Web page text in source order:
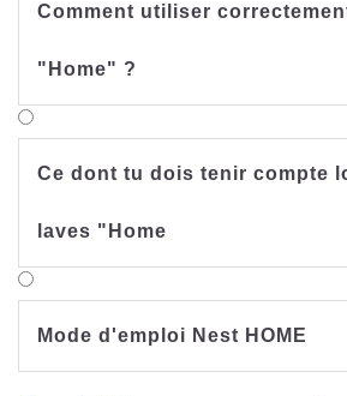
Comment utiliser
"Home" ?
Ce dont tu dois tenir compte
laves "Home
Mode d'emploi Nest HOME